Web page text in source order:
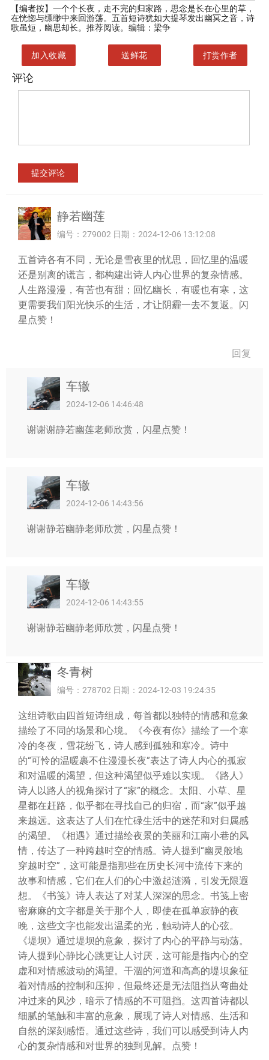
【编者按】 一个个长夜，走不完的归家路，思念是长在心里的草，
在恍惚与缥缈中来回游荡。五首短诗犹如大提琴发出幽冥之音，诗
歌虽短，幽思却长。推荐阅读。编辑：梁争
加入收藏 送鲜花 打赏作者
评论
静若幽莲
编号：279002 日期：2024-12-06 13:12:08
五首诗各有不同，无论是雪夜里的忧思，回忆里的温暖
还是别离的谎言，都构建出诗人内心世界的复杂情感。
人生路漫漫，有苦也有甜；回忆幽长，有暖也有寒，这
更需要我们阳光快乐的生活，才让阴霾一去不复返。闪
星点赞！
回复
车辙
2024-12-06 14:46:48
谢谢谢静若幽莲老师欣赏，闪星点赞！
车辙
2024-12-06 14:43:56
谢谢静若幽静老师欣赏，闪星点赞！
车辙
2024-12-06 14:43:55
谢谢静若幽静老师欣赏，闪星点赞！
冬青树
编号：278702 日期：2024-12-03 19:24:35
这组诗歌由四首短诗组成，每首都以独特的情感和意象
描绘了不同的场景和心境。《今夜有你》描绘了一个寒
冷的冬夜，雪花纷飞，诗人感到孤独和寒冷。诗中
的“可怜的温暖裹不住漫漫长夜”表达了诗人内心的孤寂
和对温暖的渴望，但这种渴望似乎难以实现。《路人》
诗人以路人的视角探讨了“家”的概念。太阳、小草、星
星都在赶路，似乎都在寻找自己的归宿，而“家”似乎越
来越远。这表达了人们在忙碌生活中的迷茫和对归属感
的渴望。《相遇》通过描绘夜景的美丽和江南小巷的风
情，传达了一种跨越时空的情感。诗人提到“幽灵般地
穿越时空”，这可能是指那些在历史长河中流传下来的
故事和情感，它们在人们的心中激起涟漪，引发无限遐
想。《书笺》诗人表达了对某人深深的思念。书笺上密
密麻麻的文字都是关于那个人，即使在孤单寂静的夜
晚，这些文字也能发出温柔的光，触动诗人的心弦。
《堤坝》通过堤坝的意象，探讨了内心的平静与动荡。
诗人提到心静比心跳更让人讨厌，这可能是指内心的空
虚和对情感波动的渴望。干涸的河道和高高的堤坝象征
着对情感的控制和压抑，但最终还是无法阻挡从弯曲处
冲过来的风沙，暗示了情感的不可阻挡。这四首诗都以
细腻的笔触和丰富的意象，展现了诗人对情感、生活和
自然的深刻感悟。通过这些诗，我们可以感受到诗人内
心的复杂情感和对世界的独到见解。点赞！